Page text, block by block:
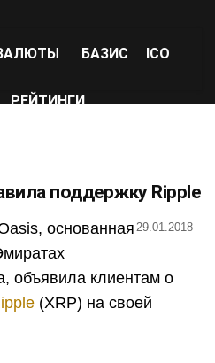
БАЗИС ICO
РЕЙТИНГИ
поддержку Ripple
29.01.2018
основанная
объявила клиентам о
(XRP) на своей